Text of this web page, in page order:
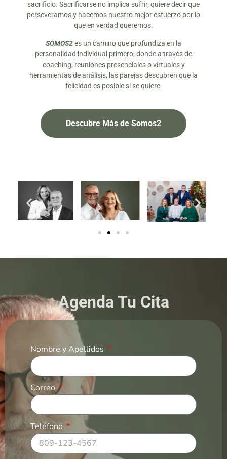
sacrificio. Sacrificarse no implica sufrir, quiere decir que
perseveramos y hacemos nuestro mejor esfuerzo por lo
que en verdad queremos.
SOMOS2es un camino que profundiza en la
personalidad individual primero, donde a través de
coaching, reuniones presenciales o virtuales y
herramientas de análisis, las parejas descubren que la
felicidad es posible si se quiere.
Descubre Más de Somos2
Agenda Tu Cita
Nombre y Apellidos
Correo
Teléfono